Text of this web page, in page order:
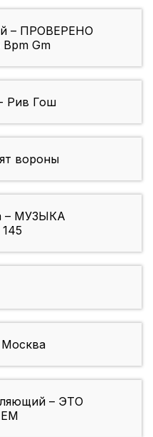
– ПРОВЕРЕНО
Gm
Рив Гош
вороны
– МУЗЫКА
Москва
– ЭТО